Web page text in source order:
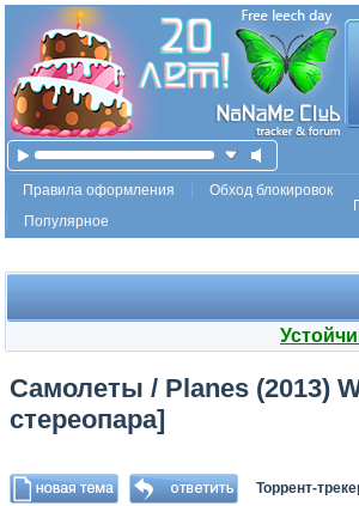
Правила оформления
Обход блокировок
Популярное
Самолеты / Planes (2013)
стереопара]
Торрент-